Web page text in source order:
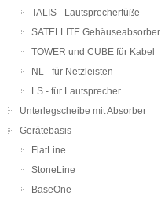
TALIS - Lautsprecherfüße
SATELLITE Gehäuseabsorber
TOWER und CUBE für Kabel
NL - für Netzleisten
LS - für Lautsprecher
Unterlegscheibe mit Absorber
Gerätebasis
FlatLine
StoneLine
BaseOne